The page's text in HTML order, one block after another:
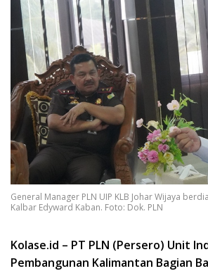
General Manager PLN UIP KLB Johar Wijaya
Kalbar Edyward Kaban. Foto: Dok. PLN
Kolase.id – PT PLN (Persero) Unit
Pembangunan Kalimantan Bagian